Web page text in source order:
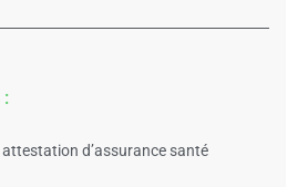
:
d’assurance santé